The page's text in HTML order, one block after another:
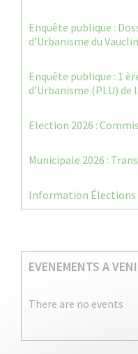
Enquête publique :
d’Urbanisme du Vauclin
Enquête publique : 1
d’Urbanisme (PLU) de
Election 2026 :
Municipale 2026 :
Information Élections
EVENEMENTS A
There are no events